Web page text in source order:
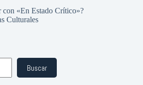
con «En Estado Crítico»?
Culturales
Buscar